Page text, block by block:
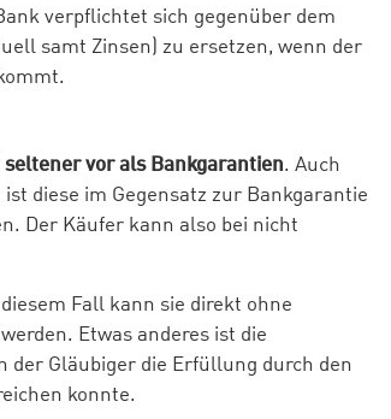
verpflichtet sich gegenüber dem
samt Zinsen) zu ersetzen, wenn der
vor als Bankgarantien. Auch
diese im Gegensatz zur Bankgarantie
Der Käufer kann also bei nicht
Fall kann sie direkt ohne
Etwas anderes ist die
der Gläubiger die Erfüllung durch den
konnte.